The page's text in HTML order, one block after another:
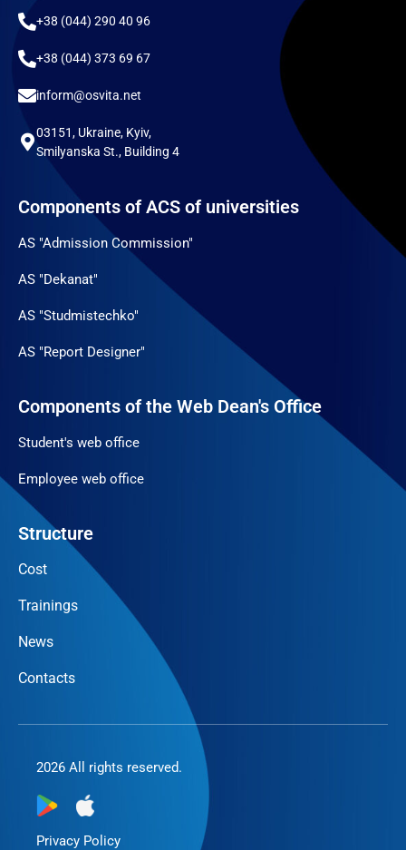
+38 (044) 290 40 96
+38 (044) 373 69 67
inform@osvita.net
03151, Ukraine, Kyiv,
Smilyanska St., Building 4
Components of ACS of universities
AS "Admission Commission"
AS "Dekanat"
AS "Studmistechko"
AS "Report Designer"
Components of the Web Dean's Office
Student's web office
Employee web office
Structure
Cost
Trainings
News
Contacts
2026 All rights reserved.
Privacy Policy